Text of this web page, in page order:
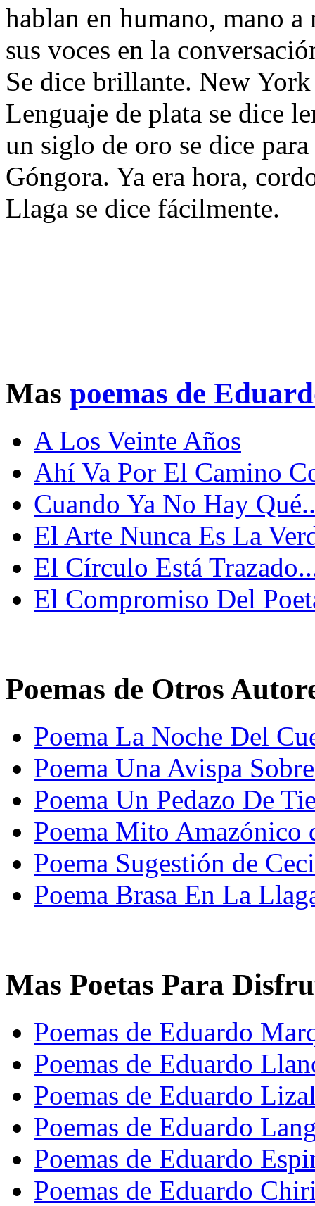
hablan en humano, mano a
sus voces en la
Se dice brillante. New
Lenguaje de plata se dice
un siglo de oro se dice
Góngora. Ya era hora,
Llaga se dice fácilmente.
Mas poemas de
A Los Veinte Años
Ahí Va Por El Camino
Cuando Ya No Hay
El Arte Nunca Es La
El Círculo Está
El Compromiso Del
Poemas de Otros
Poema La Noche Del
Poema Una Avispa
Poema Un Pedazo De
Poema Mito Amazónico
Poema Sugestión de
Poema Brasa En La
Mas Poetas Para
Poemas de Eduardo
Poemas de Eduardo
Poemas de Eduardo
Poemas de Eduardo
Poemas de Eduardo
Poemas de Eduardo